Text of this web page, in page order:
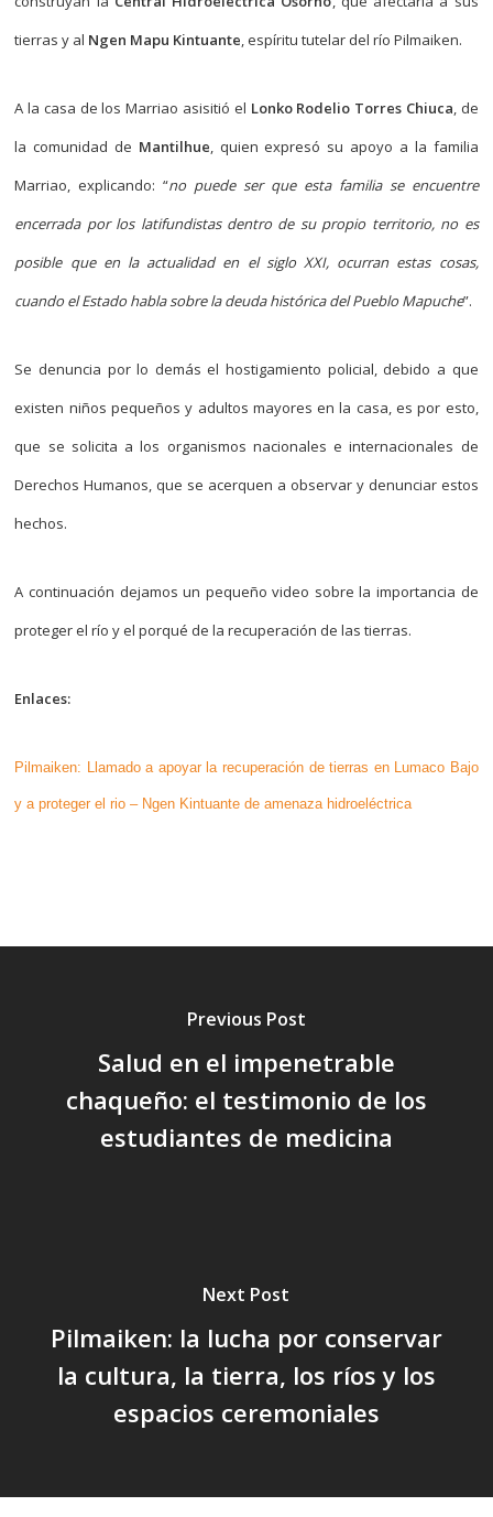
tierras y al Ngen Mapu Kintuante, espíritu tutelar del río Pilmaiken.
A la casa de los Marriao asisitió el Lonko Rodelio Torres Chiuca, de
la comunidad de Mantilhue, quien expresó su apoyo a la familia
Marriao, explicando: “no puede ser que esta familia se encuentre
encerrada por los latifundistas dentro de su propio territorio, no es
posible que en la actualidad en el siglo XXI, ocurran estas cosas,
cuando el Estado habla sobre la deuda histórica del Pueblo Mapuche”.
Se denuncia por lo demás el hostigamiento policial, debido a que
existen niños pequeños y adultos mayores en la casa, es por esto,
que se solicita a los organismos nacionales e internacionales de
Derechos Humanos, que se acerquen a observar y denunciar estos
hechos.
A continuación dejamos un pequeño video sobre la importancia de
proteger el río y el porqué de la recuperación de las tierras.
Enlaces:
Pilmaiken: Llamado a apoyar la recuperación de tierras en Lumaco Bajo
y a proteger el rio – Ngen Kintuante de amenaza hidroeléctrica
Previous Post
Salud en el impenetrable
chaqueño: el testimonio de los
estudiantes de medicina
Next Post
Pilmaiken: la lucha por conservar
la cultura, la tierra, los ríos y los
espacios ceremoniales